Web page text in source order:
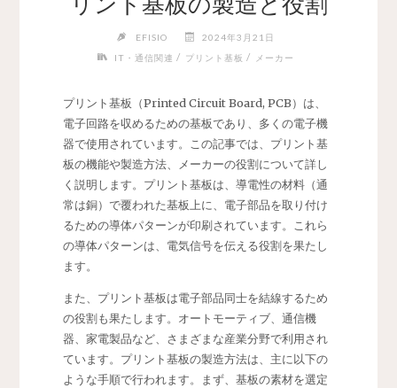
EFISIO
2024年3月21日
IT・通信関連 / プリント基板 / メーカー
プリント基板（Printed Circuit Board, PCB）は、
電子回路を収めるための基板であり、多くの電子機
器で使用されています。
この記事では、プリント基
板の機能や製造方法、メーカーの役割について詳し
く説明します。プリント基板は、導電性の材料（通
常は銅）で覆われた基板上に、電子部品を取り付け
るための導体パターンが印刷されています。これら
の導体パターンは、電気信号を伝える役割を果たし
ます。
また、プリント基板は電子部品同士を結線するため
の役割も果たします。オートモーティブ、通信機
器、家電製品など、さまざまな産業分野で利用され
ています。プリント基板の製造方法は、主に以下の
ような手順で行われます。まず、基板の素材を選定